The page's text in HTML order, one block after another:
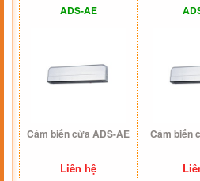
ADS-AE
Cảm biến cửa ADS-AE
Liên hệ
Cảm biến